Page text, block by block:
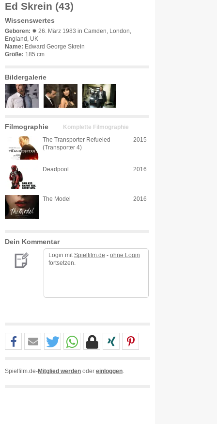
Ed Skrein (43)
Wissenswertes
Geboren: ✹ 26. März 1983 in Camden, London,
England, UK
Name: Edward George Skrein
Größe: 185 cm
Bildergalerie
Filmographie Komplette Filmographie
The Transporter Refueled
(Transporter 4)
2015
Deadpool 2016
The Model 2016
Dein Kommentar
Login mit Spielfilm.de - ohne Login
fortsetzen.
Spielfilm.de-Mitglied werden oder einloggen